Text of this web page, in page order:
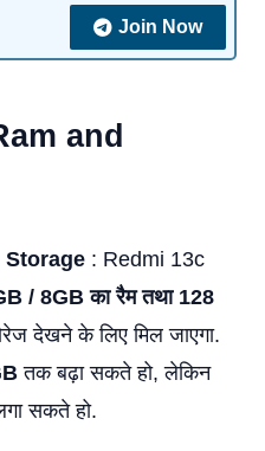
Join Now
and
Storage : Redmi 13c
/ 8GB का रैम तथा 128
देखने के लिए मिल जाएगा.
तक बढ़ा सकते हो, लेकिन
सकते हो.